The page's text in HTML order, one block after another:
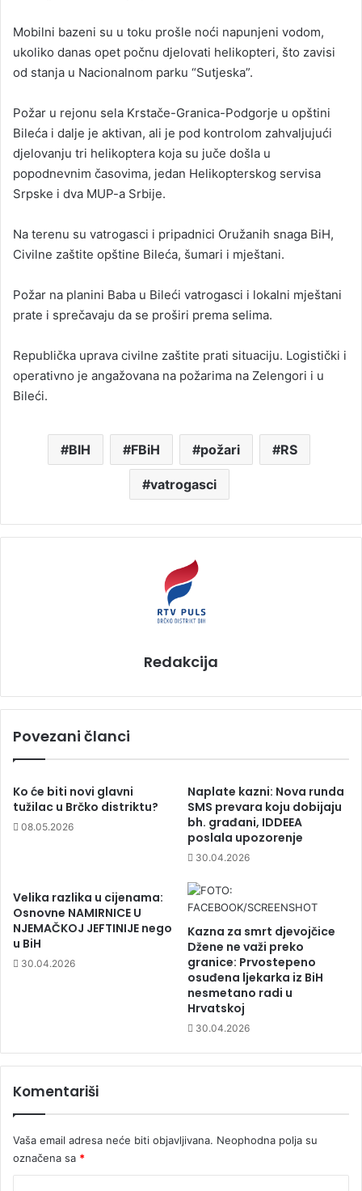
Mobilni bazeni su u toku prošle noći napunjeni vodom,
ukoliko danas opet počnu djelovati helikopteri, što zavisi
od stanja u Nacionalnom parku “Sutjeska”.
Požar u rejonu sela Krstače-Granica-Podgorje u opštini
Bileća i dalje je aktivan, ali je pod kontrolom zahvaljujući
djelovanju tri helikoptera koja su juče došla u
popodnevnim časovima, jedan Helikopterskog servisa
Srpske i dva MUP-a Srbije.
Na terenu su vatrogasci i pripadnici Oružanih snaga BiH,
Civilne zaštite opštine Bileća, šumari i mještani.
Požar na planini Baba u Bileći vatrogasci i lokalni mještani
prate i sprečavaju da se proširi prema selima.
Republička uprava civilne zaštite prati situaciju. Logistički i
operativno je angažovana na požarima na Zelengori i u
Bileći.
BIH FBiH požari RS
vatrogasci
Redakcija
Povezani članci
Ko će biti novi glavni
tužilac u Brčko distriktu?
08.05.2026
Naplate kazni: Nova runda
SMS prevara koju dobijaju
bh. građani, IDDEEA
poslala upozorenje
30.04.2026
Velika razlika u cijenama:
Osnovne NAMIRNICE U
NJEMAČKOJ JEFTINIJE nego
u BiH
30.04.2026
Kazna za smrt djevojčice
Džene ne važi preko
granice: Prvostepeno
osuđena ljekarka iz BiH
nesmetano radi u
Hrvatskoj
30.04.2026
Komentariši
Vaša email adresa neće biti objavljivana. Neophodna polja su
označena sa *